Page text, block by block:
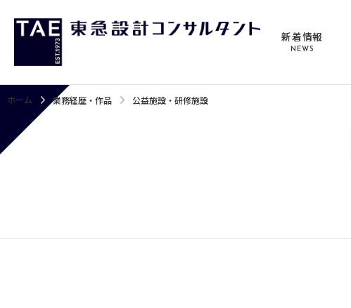
新着情報
NEWS
ホーム 業務経歴・作品 公益施設・研修施設